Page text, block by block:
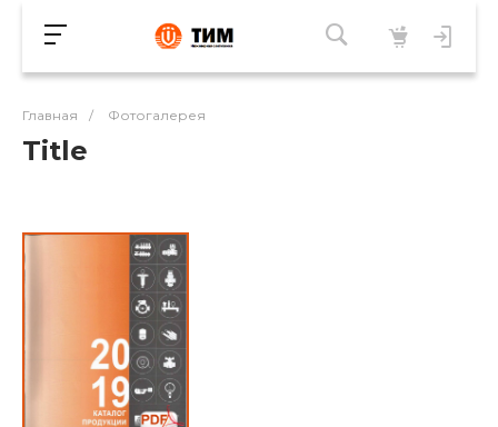
Главная / Фотогалерея
Title